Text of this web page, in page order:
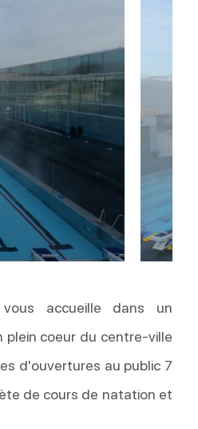
accueille dans un
plein coeur du centre-ville
d'ouvertures au public 7
de cours de natation et